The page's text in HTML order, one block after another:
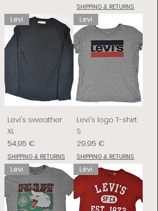
SHIPPING & RETURNS
Levi
Levi's sweather
XL
Preis
54,95 €
SHIPPING & RETURNS
Levi
Levi's logo T-shirt
S
Preis
29,95 €
SHIPPING & RETURNS
Levi Levi